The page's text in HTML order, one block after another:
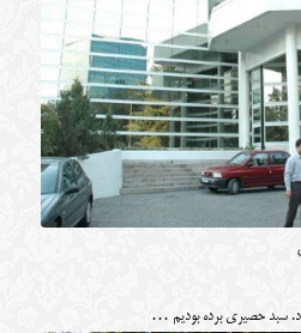
سبد حصیری برده بودیم …